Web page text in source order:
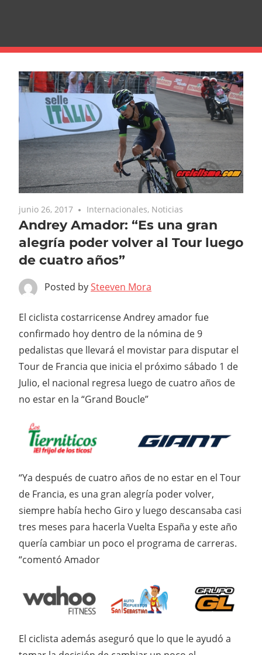
junio 26, 2017 Internacionales, Noticias
Andrey Amador: “Es una gran
alegría poder volver al Tour luego
de cuatro años”
Posted bySteeven Mora
El ciclista costarricense Andrey amador fue
confirmado hoy dentro de la nómina de 9
pedalistas que llevará el movistar para disputar el
Tour de Francia que inicia el próximo sábado 1 de
Julio, el nacional regresa luego de cuatro años de
no estar en la “Grand Boucle”
“Ya después de cuatro años de no estar en el Tour
de Francia, es una gran alegría poder volver,
siempre había hecho Giro y luego descansaba casi
tres meses para hacerla Vuelta España y este año
quería cambiar un poco el programa de carreras.
“comentó Amador
El ciclista además aseguró que lo que le ayudó a